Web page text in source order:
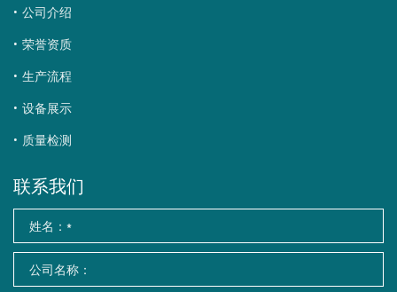
公司介绍
荣誉资质
生产流程
设备展示
质量检测
联系我们